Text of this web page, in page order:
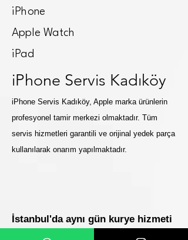
iPhone
Apple Watch
iPad
iPhone Servis Kadıköy
iPhone Servis Kadıköy, Apple marka ürünlerin
profesyonel tamir merkezi olmaktadır. Tüm
servis hizmetleri garantili ve orijinal yedek parça
kullanılarak onarım yapılmaktadır.
İstanbul'da aynı gün kurye hizmeti